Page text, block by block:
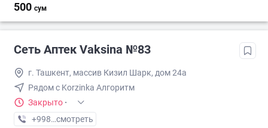
500 сум
Сеть Аптек Vaksina №83
г. Ташкент, массив Кизил Шарк, дом 24а
Рядом с Korzinka Алгоритм
Закрыто ·
+998 (77) XXX-XX-XX
смотреть